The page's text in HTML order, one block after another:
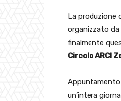
La produzione
organizzato da
finalmente
Circolo ARCI
Appuntamento
un’intera